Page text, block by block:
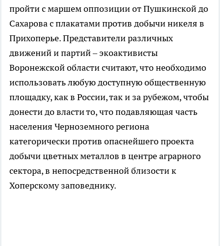
пройти с маршем оппозиции от Пушкинской до
Сахарова с плакатами против добычи никеля в
Прихоперье. Представители различных
движений и партий – экоактивисты
Воронежской области считают, что необходимо
использовать любую доступную общественную
площадку, как в России, так и за рубежом, чтобы
донести до власти то, что подавляющая часть
населения Черноземного региона
категорически против опаснейшего проекта
добычи цветных металлов в центре аграрного
сектора, в непосредственной близости к
Хоперскому заповеднику.